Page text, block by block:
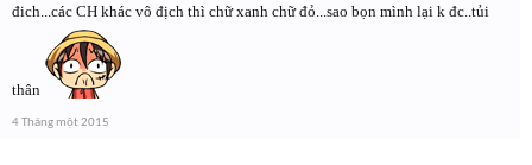
đich...các CH khác vô địch thì chữ xanh chữ đỏ...sao bọn mình lại k đc..tủi
thân
4 Tháng một 2015